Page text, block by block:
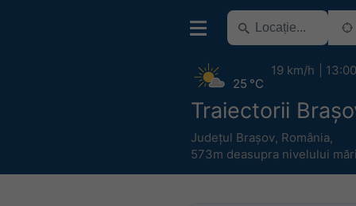
Traiectorii
Județul Brașov, România,
573m deasupra nivelului
25 °C
19 km/h 13:00